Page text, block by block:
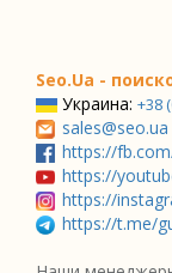
Seo.Ua -
Украина: +38
sales@seo.ua
https://
https://
https://
https://t.me/